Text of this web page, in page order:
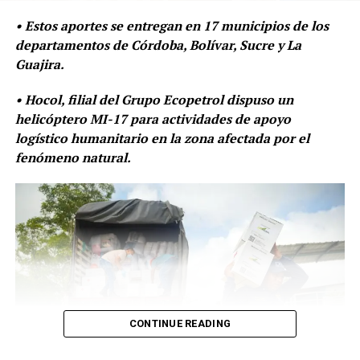
Mesas técnicas obligatorias de concertación y
solución de controversias.
actores para identificar glosas injustificadas,
retardos en pagos o cualquier práctica que
comprometa la liquidez necesaria para la
adquisición y dispensación oportuna de
medicamentos.
Activación prioritaria de mecanismos de
conciliación jurisdiccional para la recuperación
ágil de cartera, evitando que la falta de pago
entre actores se traduzca en afectación directa al
Fase de seguimiento y medidas
• Estos aportes se entregan en 17 municipios de los
departamentos de Córdoba, Bolívar, Sucre y La
Guajira.
• Hocol, filial del Grupo Ecopetrol dispuso un
helicóptero MI-17 para actividades de apoyo
logístico humanitario en la zona afectada por el
fenómeno natural.
CONTINUE READING